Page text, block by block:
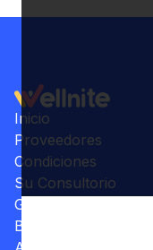
Inicio
Proveedores
Condiciones
Su Consultorio
Galería
Beneficios